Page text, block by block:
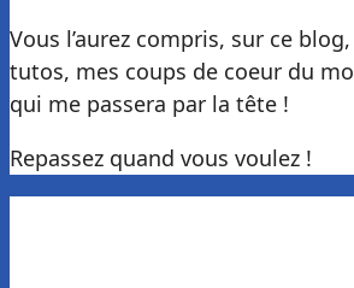
Vous l’aurez compris, sur ce
tutos, mes coups de coeur du
qui me passera par la tête !
Repassez quand vous voulez !